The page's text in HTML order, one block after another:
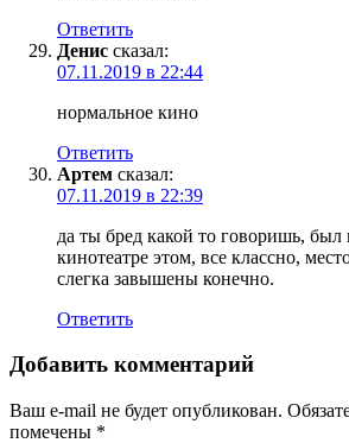
Ответить
Денис сказал:
07.11.2019 в 22:44
нормальное кино
Ответить
Артем сказал:
07.11.2019 в 22:39
да ты бред какой то говоришь, был
кинотеатре этом, все классно,
слегка завышены конечно.
Ответить
Добавить комментарий
Ваш e-mail не будет опубликован.
помечены *